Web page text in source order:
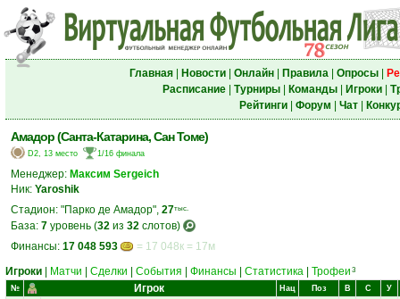
Главная| Новости| Онлайн| Правила| Опросы|
Расписание| Турниры| Команды| Игроки|
Рейтинги| Форум Чат|
Амадор (Санта-Катарина, Сан Томе)
D2, 13 место 1/16 финала
Менеджер: Максим Sergeich
Ник: Yaroshik
Стадион: "Парко де Амадор", 27тыс.
База: 7 уровень (32 из 32 слотов)
Финансы: 17 048 593
= 17 048к = 17м
Игроки
Матчи Сделки События Финансы Статистика Трофеи 3
№ Игрок Нац Поз В С У